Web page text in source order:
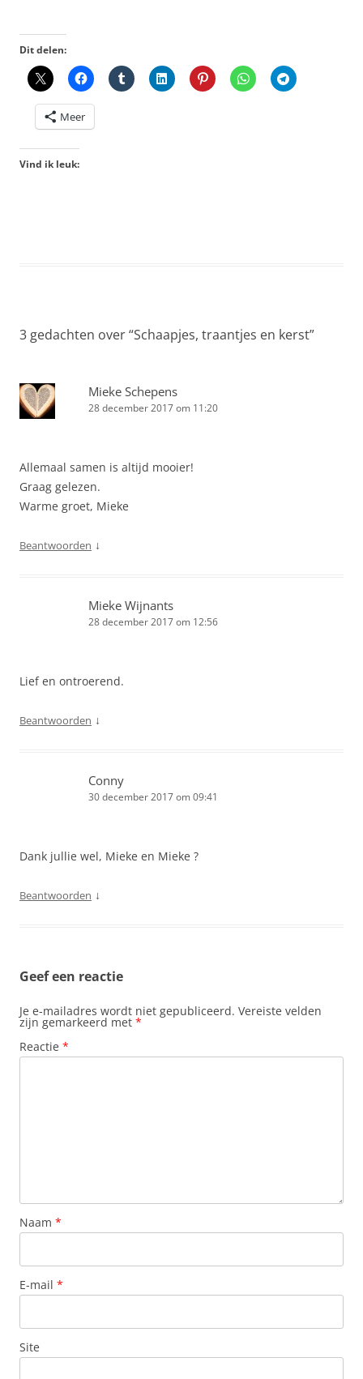
Dit delen:
Meer
Vind ik leuk:
3 gedachten over “Schaapjes, traantjes en kerst”
Mieke Schepens
28 december 2017 om 11:20
Allemaal samen is altijd mooier!
Graag gelezen.
Warme groet, Mieke
Beantwoorden ↓
Mieke Wijnants
28 december 2017 om 12:56
Lief en ontroerend.
Beantwoorden ↓
Conny
30 december 2017 om 09:41
Dank jullie wel, Mieke en Mieke ?
Beantwoorden ↓
Geef een reactie
Je e-mailadres wordt niet gepubliceerd. Vereiste velden
zijn gemarkeerd met *
Reactie *
Naam *
E-mail *
Site